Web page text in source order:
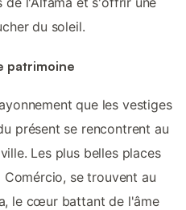
du soleil.
patrimoine
que les vestiges
présent se rencontrent au
Les plus belles places
se trouvent au
le cœur battant de l'âme